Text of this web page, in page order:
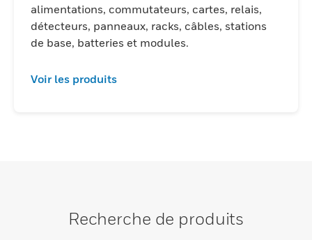
alimentations, commutateurs, cartes, relais,
détecteurs, panneaux, racks, câbles, stations
de base, batteries et modules.
Voir les produits
Recherche de produits